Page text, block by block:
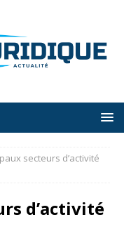
secteurs d’activité
d’activité